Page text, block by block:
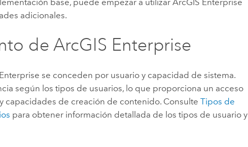
adicionales.
deArcGIS Enterprise
se conceden por usuario y capacidad de sistema.
según los tipos de usuarios, lo que proporciona un acceso
capacidades de creación de contenido. ConsulteTipos de
para obtener información detallada de los tipos de usuario y